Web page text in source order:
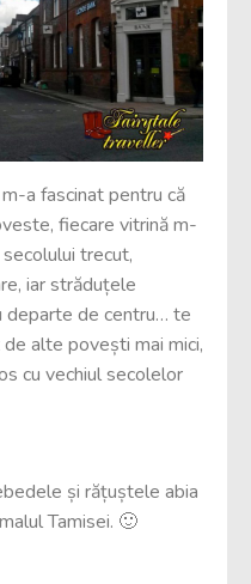
a fascinat pentru că
fiecare vitrină m-
trecut,
iar străduțele
departe de centru… te
alte povești mai mici,
cu vechiul secolelor
și rățuștele abia
Tamisei. 🙂